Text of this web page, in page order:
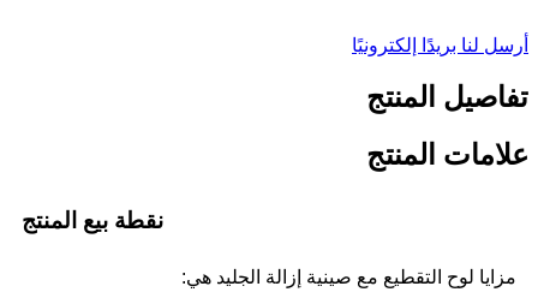
أرسل لنا بريدًا إلكترونيًا
تفاصيل المنتج
علامات المنتج
نقطة بيع المنتج
مزايا لوح التقطيع مع صينية إزالة الجليد هي: